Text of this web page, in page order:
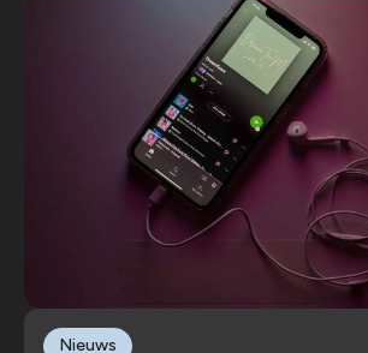
Nieuws